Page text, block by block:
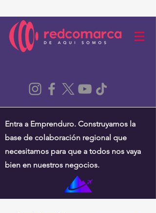
Entra a Emprenduro. Construyamos la
base de colaboración regional que
necesitamos para que a todos nos vaya
bien en nuestros negocios.